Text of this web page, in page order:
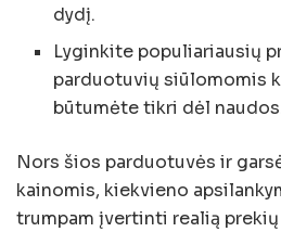
dydį.
Lyginkite populiariausių
parduotuvių siūlomomis
būtumėte tikri dėl
Nors šios parduotuvės ir
kainomis, kiekvieno
trumpam įvertinti realią prekių